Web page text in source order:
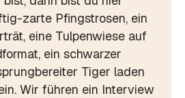
zarte Pfingstrosen, ein
eine Tulpenwiese auf
ein schwarzer
Tiger laden
Wir führen ein Interview